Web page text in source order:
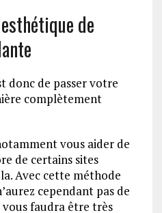
de
donc de passer votre
complètement
vous aider de
de certains sites
Avec cette méthode
cependant pas de
vous faudra être très